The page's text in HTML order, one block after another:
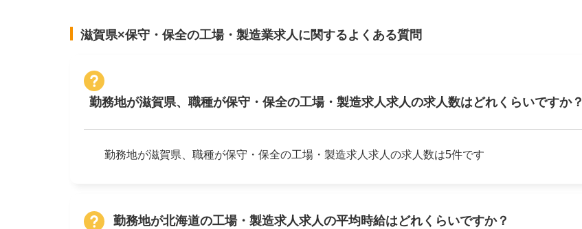
滋賀県×保守・保全の工場・製造業求人に関するよくある質問
勤務地が滋賀県、職種が保守・保全の工場・製造求人求人の求人数はどれくらいですか？
勤務地が滋賀県、職種が保守・保全の工場・製造求人求人の求人数は5件です
勤務地が北海道の工場・製造求人求人の平均時給はどれくらいですか？